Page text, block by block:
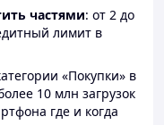
частями: от 2 до
лимит в
«Покупки» в
10 млн загрузок
где и когда